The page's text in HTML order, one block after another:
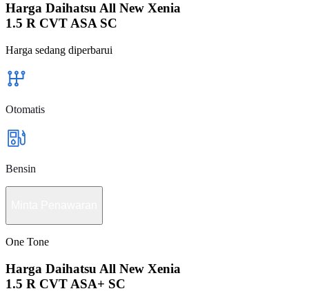
Harga Daihatsu All New Xenia
1.5 R CVT ASA SC
Harga sedang diperbarui
Otomatis
Bensin
One Tone
Harga Daihatsu All New Xenia
1.5 R CVT ASA+ SC